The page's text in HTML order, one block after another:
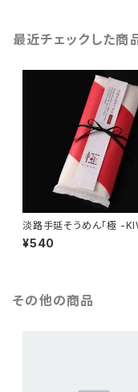
最近チェックした商
淡路手延そうめん「極 -
-」
¥540
その他の商品